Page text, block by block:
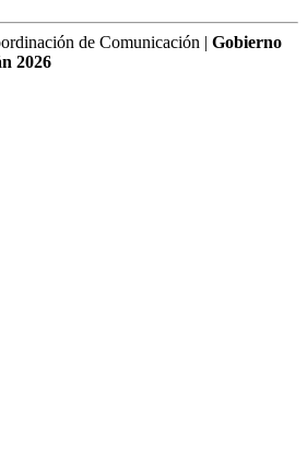
de Comunicación | Gobierno
2026